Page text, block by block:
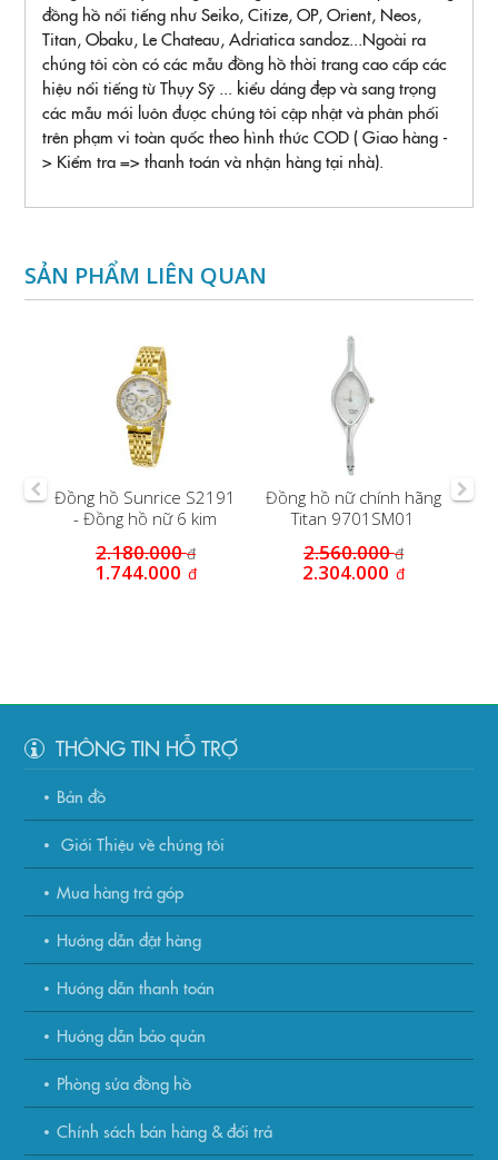
đồng hồ nổi tiếng như Seiko, Citize, OP, Orient, Neos,
Titan, Obaku, Le Chateau, Adriatica sandoz...Ngoài ra
chúng tôi còn có các mẫu đồng hồ thời trang cao cấp các
hiệu nổi tiếng từ Thụy Sỹ ... kiểu dáng đẹp và sang trọng
các mẫu mới luôn được chúng tôi cập nhật và phân phối
trên phạm vi toàn quốc theo hình thức COD ( Giao hàng -
> Kiểm tra => thanh toán và nhận hàng tại nhà).
SẢN PHẨM LIÊN QUAN
Đồng hồ Sunrice S2191
- Đồng hồ nữ 6 kim
2.180.000đ
1.744.000 đ
Đồng hồ nữ chính hãng
Titan 9701SM01
2.560.000đ
2.304.000 đ
THÔNG TIN HỖ TRỢ
Bản đồ
Giới Thiệu về chúng tôi
Mua hàng trả góp
Hướng dẫn đặt hàng
Hướng dẫn thanh toán
Hướng dẫn bảo quản
Phòng sửa đồng hồ
Chính sách bán hàng & đổi trả